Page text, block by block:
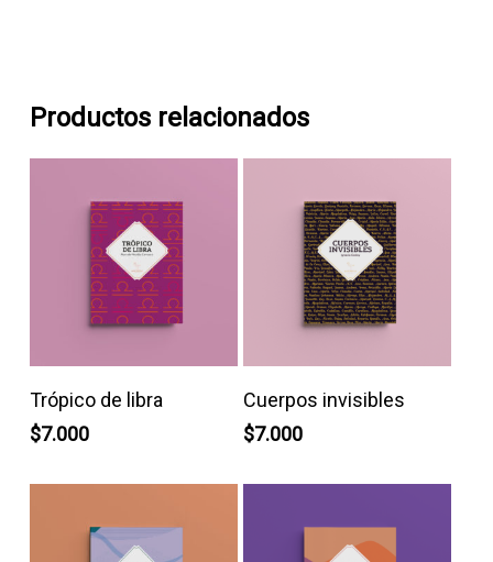
Productos relacionados
Leer Más
Trópico de libra
$7.000
Añadir Al Carrito
Cuerpos invisibles
$7.000